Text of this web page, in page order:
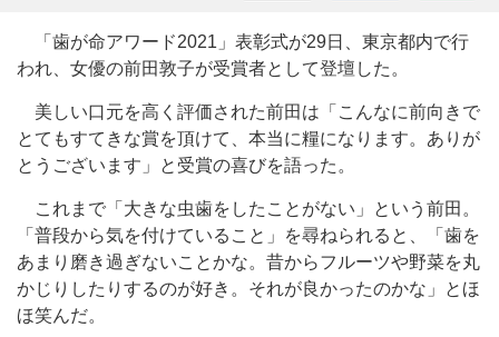
「歯が命アワード2021」表彰式が29日、東京都内で行
われ、女優の前田敦子が受賞者として登壇した。
美しい口元を高く評価された前田は「こんなに前向きで
とてもすてきな賞を頂けて、本当に糧になります。ありが
とうございます」と受賞の喜びを語った。
これまで「大きな虫歯をしたことがない」という前田。
「普段から気を付けていること」を尋ねられると、「歯を
あまり磨き過ぎないことかな。昔からフルーツや野菜を丸
かじりしたりするのが好き。それが良かったのかな」とほ
ほ笑んだ。